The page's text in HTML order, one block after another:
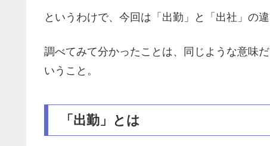
というわけで、今回は「出勤」と「出社」の
調べてみて分かったことは、同じような意味
いうこと。
「出勤」とは